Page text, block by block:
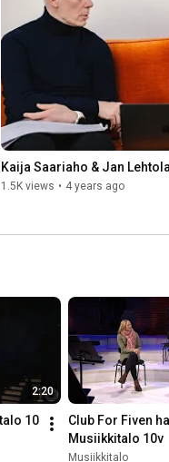
Kaija Saariaho & Jan
1.5K views • 4 years ago
2:20
10
Club For Fiven
Musiikkitalo 10v
Musiikkitalo